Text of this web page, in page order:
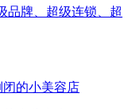
品牌、超级连锁、超